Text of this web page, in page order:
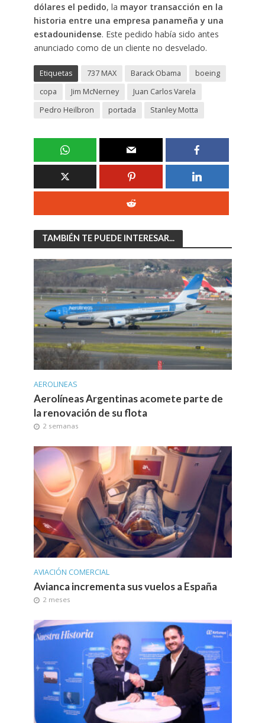
dólares el pedido, la mayor transacción en la
historia entre una empresa panameña y una
estadounidense. Este pedido había sido antes
anunciado como de un cliente no desvelado.
Etiquetas 737 MAX Barack Obama
boeing
copa
Jim McNerney
Juan Carlos Varela
Pedro Heilbron
portada Stanley Motta
TAMBIÉN TE PUEDE INTERESAR...
AEROLINEAS
Aerolíneas Argentinas acomete parte de
la renovación de su flota
2 semanas
AVIACIÓN COMERCIAL
Avianca incrementa sus vuelos a España
2 meses